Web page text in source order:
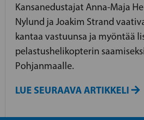
Kansanedustajat Anna-Maja
Nylund ja Joakim Strand
kantaa vastuunsa ja myöntää
pelastushelikopterin
Pohjanmaalle.
LUE SEURAAVA ARTIKKELI